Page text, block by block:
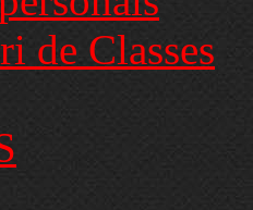
de Classes